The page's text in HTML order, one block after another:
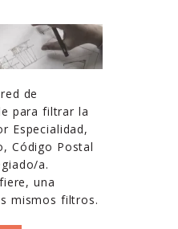
de
para filtrar la
Especialidad,
Código Postal
a.
una
mismos filtros.